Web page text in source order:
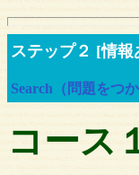
ステップ２ [情
Search（問題をつ
コース